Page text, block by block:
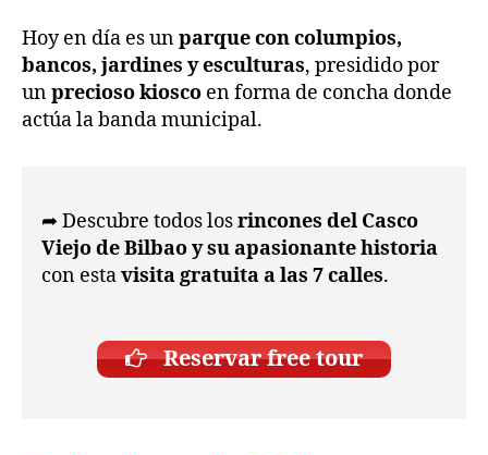
Hoy en día es unparque con columpios,
bancos, jardines y esculturas, presidido por
unprecioso kiosco en forma de concha donde
actúa la banda municipal.
➦ Descubre todos losrincones del Casco
Viejo de Bilbao y su apasionante historia
con estavisita gratuita a las 7 calles.
Reservar free tour